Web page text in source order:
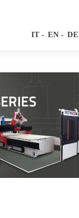
IT EN DE